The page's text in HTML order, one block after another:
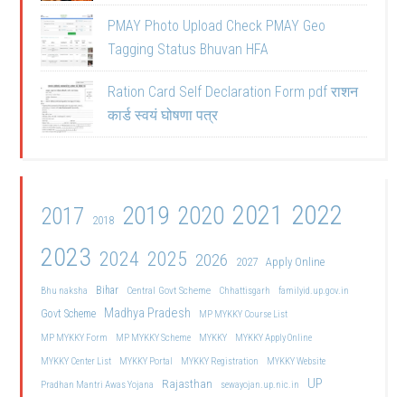
PMAY Photo Upload Check PMAY Geo
Tagging Status Bhuvan HFA
Ration Card Self Declaration Form pdf राशन
कार्ड स्वयं घोषणा पत्र
2017 2018 2019 2020 2021 2022
2023 2024 2025 2026 2027 Apply Online
Bhu naksha Bihar Central Govt Scheme Chhattisgarh familyid.up.gov.in
Govt Scheme Madhya Pradesh
MP MYKKY Course List
MP MYKKY Form
MP MYKKY Scheme MYKKY
MYKKY Apply Online
MYKKY Center List
MYKKY Portal MYKKY Registration
MYKKY Website
Pradhan Mantri Awas Yojana
Rajasthan sewayojan.up.nic.in UP